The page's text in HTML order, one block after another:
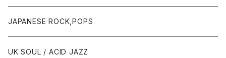
JAPANESE ROCK,POPS
UK SOUL / ACID JAZZ